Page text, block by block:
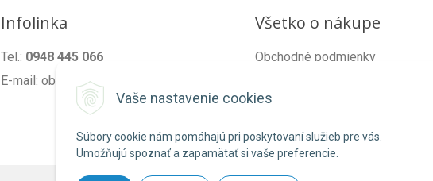
Vaše nastavenie cookies
Súbory cookie nám pomáhajú pri poskytovaní služieb pre vás.
Umožňujú spoznať a zapamätať si vaše preferencie.
Infolinka
Tel.: 0948 445 066
E-mail: obchod@organixgarden.sk
Všetko o nákupe
Obchodné podmienky